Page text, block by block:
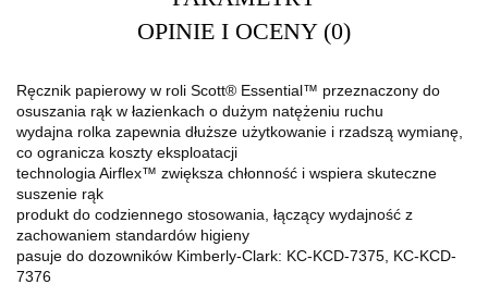
OPINIE I OCENY (0)
Ręcznik papierowy w roli Scott® Essential™ przeznaczony do
osuszania rąk w łazienkach o dużym natężeniu ruchu
wydajna rolka zapewnia dłuższe użytkowanie i rzadszą wymianę,
co ogranicza koszty eksploatacji
technologia Airflex™ zwiększa chłonność i wspiera skuteczne
suszenie rąk
produkt do codziennego stosowania, łączący wydajność z
zachowaniem standardów higieny
pasuje do dozowników Kimberly-Clark: KC-KCD-7375, KC-KCD-
7376